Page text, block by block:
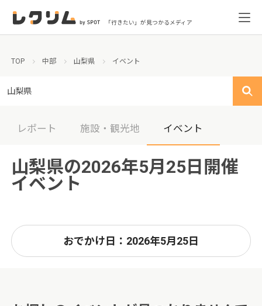
「行きたい」が見つかるメディア
TOP 中部 山梨県 イベント
山梨県
レポート 施設・観光地 イベント
山梨県の2026年5月25日開催
イベント
おでかけ日：2026年5月25日